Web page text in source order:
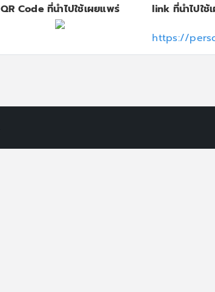
QR Code ที่นำไปใช้เผยแพร่
link ที่นำไปใช้
https://